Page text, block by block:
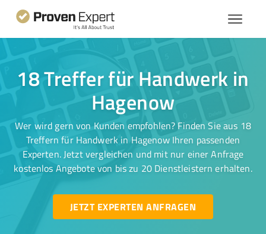
18 Treffer für Handwerk in
Hagenow
Wer wird gern von Kunden empfohlen? Finden Sie aus 18
Treffern für Handwerk in Hagenow Ihren passenden
Experten. Jetzt vergleichen und mit nur einer Anfrage
kostenlos Angebote von bis zu 20 Dienstleistern erhalten.
JETZT EXPERTEN ANFRAGEN